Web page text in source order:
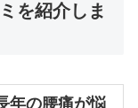
を紹介しま
年の腰痛が悩